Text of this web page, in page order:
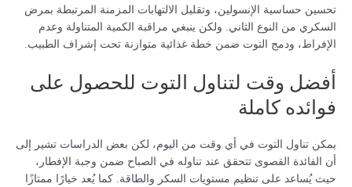
تحسين حساسية الإنسولين، وتقليل الالتهابات المزمنة المرتبطة بمرض
السكري من النوع الثاني. ولكن ينبغي مراقبة الكمية المتناولة وعدم
الإفراط، ودمج التوت ضمن خطة غذائية متوازنة تحت إشراف الطبيب.
أفضل وقت لتناول التوت للحصول على
فوائده كاملة
يمكن تناول التوت في أي وقت من اليوم، لكن بعض الدراسات تشير إلى
أن الفائدة القصوى تتحقق عند تناوله في الصباح ضمن وجبة الإفطار،
حيث يُساعد على تنظيم مستويات السكر والطاقة. كما يُعد خيارًا ممتازًا